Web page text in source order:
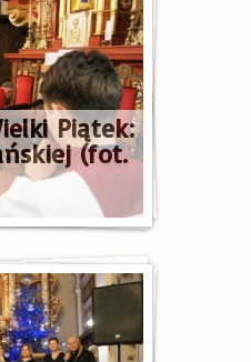
Piątek:
(fot.